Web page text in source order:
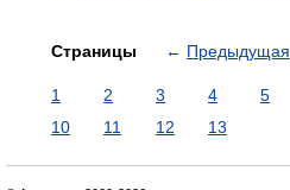
Страницы ← Предыдущая
1 2 3 4 5
10
11 12 13